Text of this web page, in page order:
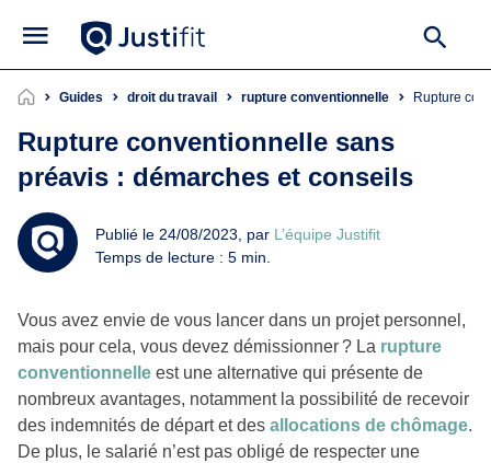
Guides droit du travail rupture conventionnelle Rupture
Rupture conventionnelle sans
préavis : démarches et conseils
Publié le 24/08/2023, par L’équipe Justifit
Temps de lecture : 5 min.
Vous avez envie de vous lancer dans un projet personnel,
mais pour cela, vous devez démissionner ? La rupture
conventionnelle est une alternative qui présente de
nombreux avantages, notamment la possibilité de recevoir
des indemnités de départ et des allocations de chômage.
De plus, le salarié n’est pas obligé de respecter une